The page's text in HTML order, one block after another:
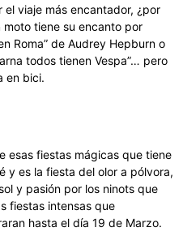
el viaje más encantador, ¿por
moto tiene su encanto por
Roma” de Audrey Hepburn o
todos tienen Vespa”… pero
en bici.
esas fiestas mágicas que tiene
y es la fiesta del olor a pólvora,
y pasión por los ninots que
fiestas intensas que
hasta el día 19 de Marzo.